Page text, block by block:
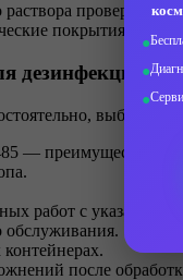
проверяйте
покрытия.
дезинфекции
— преимущество).
работ с указанием
обслуживания.
после